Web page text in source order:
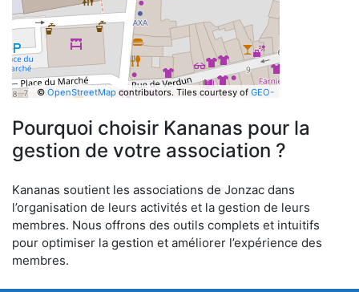
© OpenStreetMapcontributors. Tiles courtesy of GEO-
Pourquoi choisir Kananas pour la
gestion de votre association ?
Kananas soutient les associations de Jonzac dans
l’organisation de leurs activités et la gestion de leurs
membres. Nous offrons des outils complets et intuitifs
pour optimiser la gestion et améliorer l’expérience des
membres.